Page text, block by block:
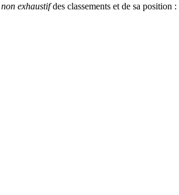
non exhaustifdes classements et de sa position :